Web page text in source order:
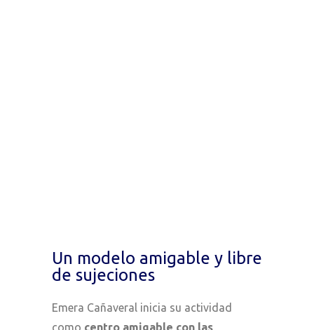
Un modelo amigable y libre
de sujeciones
Emera Cañaveral inicia su actividad
como centro amigable con las